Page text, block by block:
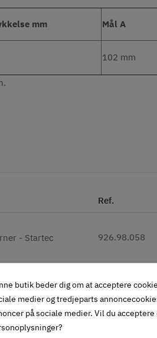
mm Mål A
102 mm
Ref.
926.98.058
926.98.088
butik beder dig om at acceptere
medier og tredjeparts
på sociale medier. Vil du